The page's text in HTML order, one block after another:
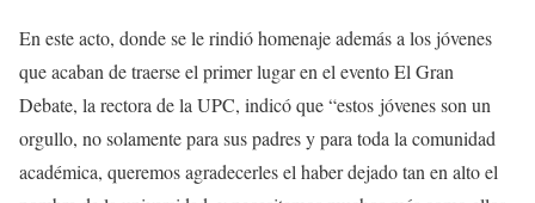
En este acto, donde se le rindió homenaje además a los jóvenes
que acaban de traerse el primer lugar en el evento El Gran
Debate, la rectora de la UPC, indicó que “estos jóvenes son un
orgullo, no solamente para sus padres y para toda la comunidad
académica, queremos agradecerles el haber dejado tan en alto el